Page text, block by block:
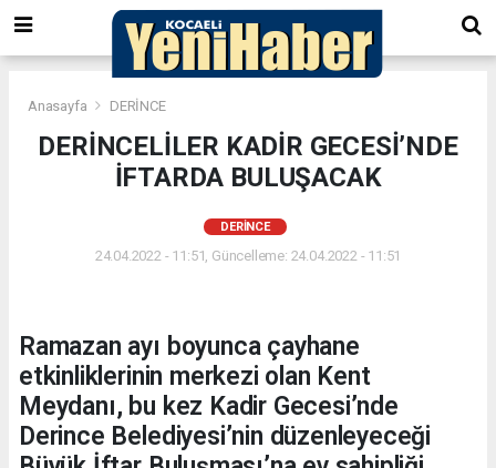
Anasayfa DERİNCE
DERİNCELİLER KADİR GECESİ’NDE
İFTARDA BULUŞACAK
DERİNCE
24.04.2022 - 11:51, Güncelleme: 24.04.2022 - 11:51
Ramazan ayı boyunca çayhane
etkinliklerinin merkezi olan Kent
Meydanı, bu kez Kadir Gecesi’nde
Derince Belediyesi’nin düzenleyeceği